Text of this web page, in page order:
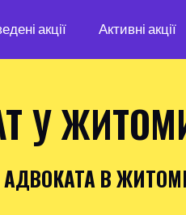
акції Активні акції
У
АДВОКАТА В